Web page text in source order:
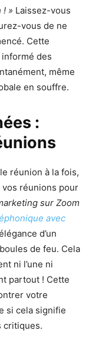
! » Laissez-vous
vous de ne
Cette
des
même
en souffre.
:
réunion à la fois,
vos réunions pour
sur Zoom
avec
d’un
de feu. Cela
ni l’une ni
partout ! Cette
votre
si cela signifie
critiques.